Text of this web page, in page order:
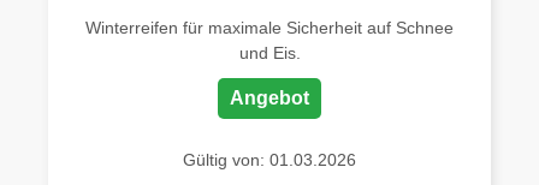
Winterreifen für maximale Sicherheit auf Schnee
und Eis.
Angebot
Gültig von: 01.03.2026